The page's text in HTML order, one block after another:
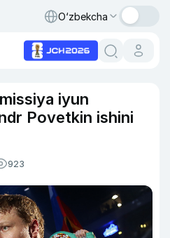
O‘zbekcha
iyun
Povetkin ishini
923